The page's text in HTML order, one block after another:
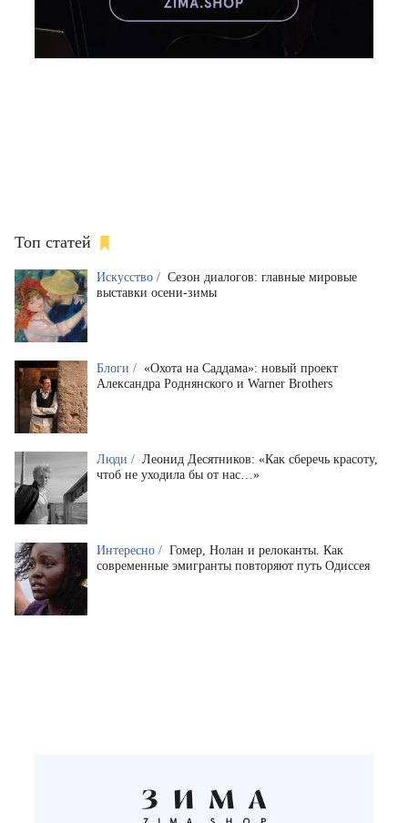
Топ статей
Искусство / Сезон диалогов: главные мировые
выставки осени-зимы
Блоги / «Охота на Саддама»: новый проект
Александра Роднянского и Warner Brothers
Люди / Леонид Десятников: «Как сберечь красоту,
чтоб не уходила бы от нас…»
Интересно / Гомер, Нолан и релоканты. Как
современные эмигранты повторяют путь Одиссея